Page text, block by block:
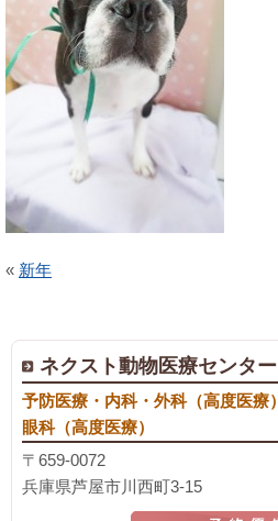
« 新年
ネクスト動物医療センター
予防医療・内科・外科（高度医療）
眼科（高度医療）
〒659-0072
兵庫県芦屋市川西町3-15